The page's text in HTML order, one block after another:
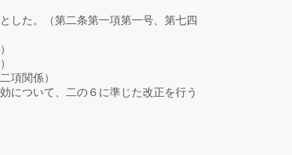
た。（第二条第一項第一号、第七四
項関係）
ついて、二の６に準じた改正を行う